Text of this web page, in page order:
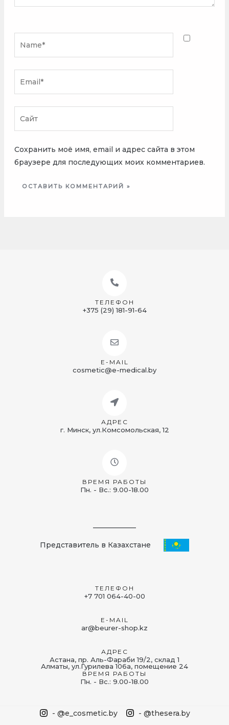
Сохранить моё имя, email и адрес сайта в этом
браузере для последующих моих комментариев.
ТЕЛЕФОН
+375 (29) 181-91-64
E-MAIL
cosmetic@e-medical.by
АДРЕС
г. Минск, ул.Комсомольская, 12
ВРЕМЯ РАБОТЫ
Пн. - Вс.: 9.00-18.00
Представитель в Казахстане
ТЕЛЕФОН
+7 701 064-40-00
E-MAIL
ar@beurer-shop.kz
АДРЕС
Астана, пр. Аль-Фараби 19/2, склад 1
Алматы, ул.Гурилева 106а, помещение 24
ВРЕМЯ РАБОТЫ
Пн. - Вс.: 9.00-18.00
- @e_cosmetic.by - @thesera.by